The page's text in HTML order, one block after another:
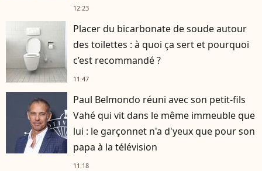
12:23
Placer du bicarbonate de soude autour
des toilettes : à quoi ça sert et pourquoi
c’est recommandé ?
11:47
Paul Belmondo réuni avec son petit-fils
Vahé qui vit dans le même immeuble que
lui : le garçonnet n'a d'yeux que pour son
papa à la télévision
11:18